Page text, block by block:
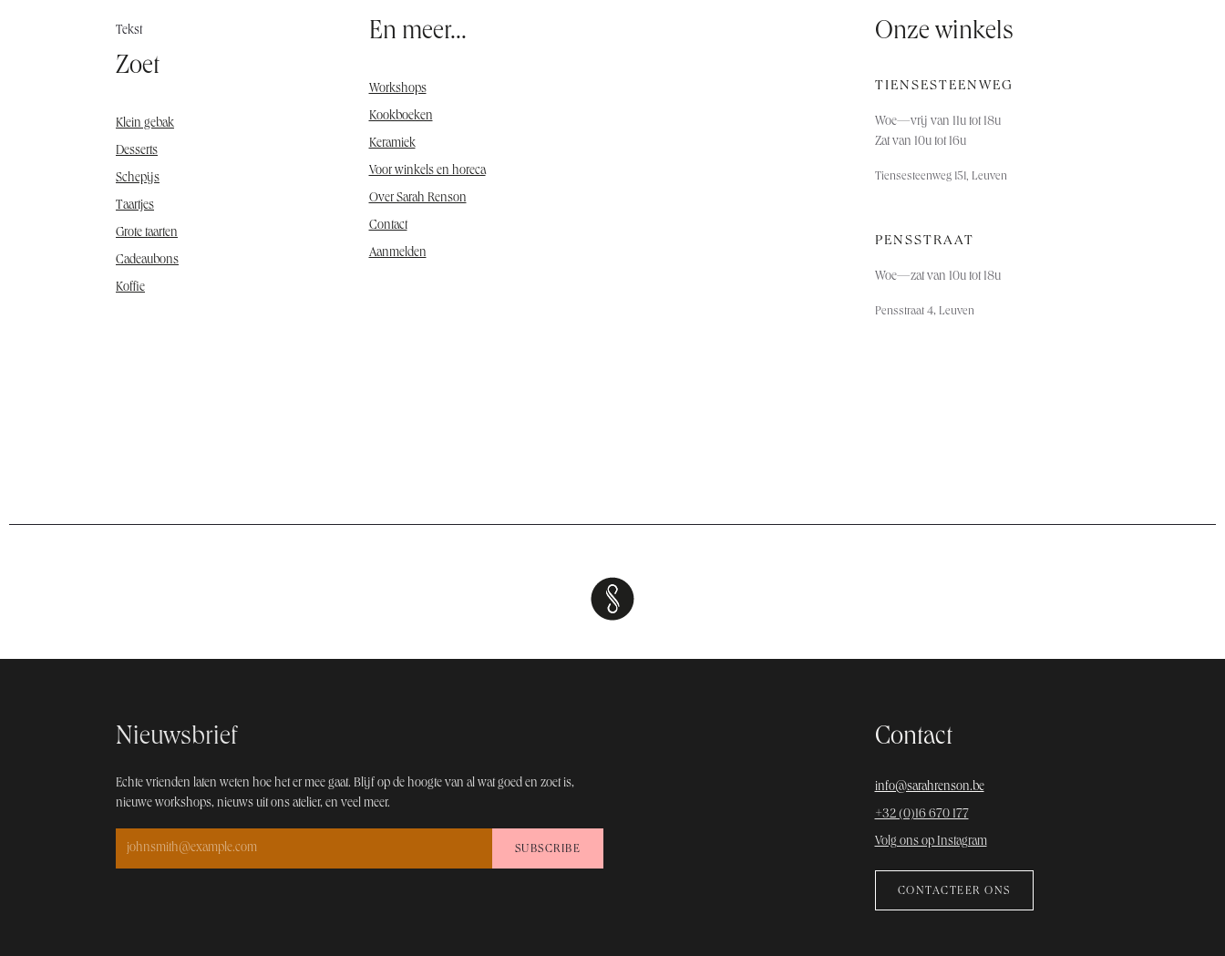
Tekst
Zoet
Klein gebak
Desserts
Schepijs
Taartjes
Grote taarten
Cadeaubons
Koffie
Onze winkels
TIENSESTEENWEG
Woe—vrij van 11u tot 18u
Zat van 10u tot 16u
Tiensesteenweg 151, Leuven
PENSSTRAAT
Woe—zat van 10u tot 18u
Pensstraat 4, Leuven
En meer...
Workshops
Kookboeken
Keramiek
Voor winkels en horeca
Over Sarah Renson
Contact
Aanmelden
Nieuwsbrief
Echte vrienden laten weten hoe het er mee gaat. Blijf op de hoogt​e van al wat goed en zoet is,
nieuwe workshops, nieuws uit ons atelier, en veel meer.
SUBSCRIBE
Contact
info@sarahrenson.be
+32 (0)16 670 177
Volg ons op Instagram
CONTACTEER ONS